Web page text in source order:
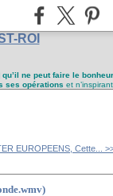
ROI
ne peut faire le
ses opérations et
EUROPEENS, Cette...